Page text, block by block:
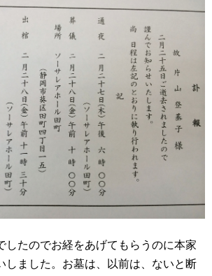
したのでお経をあげてもらうのに本家
しました。お墓は、以前は、ないと断